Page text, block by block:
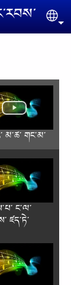
མི༌ཚེ༌ གང༌མ༌
ང༌ལ༌
ཛད༌ཏེ༌